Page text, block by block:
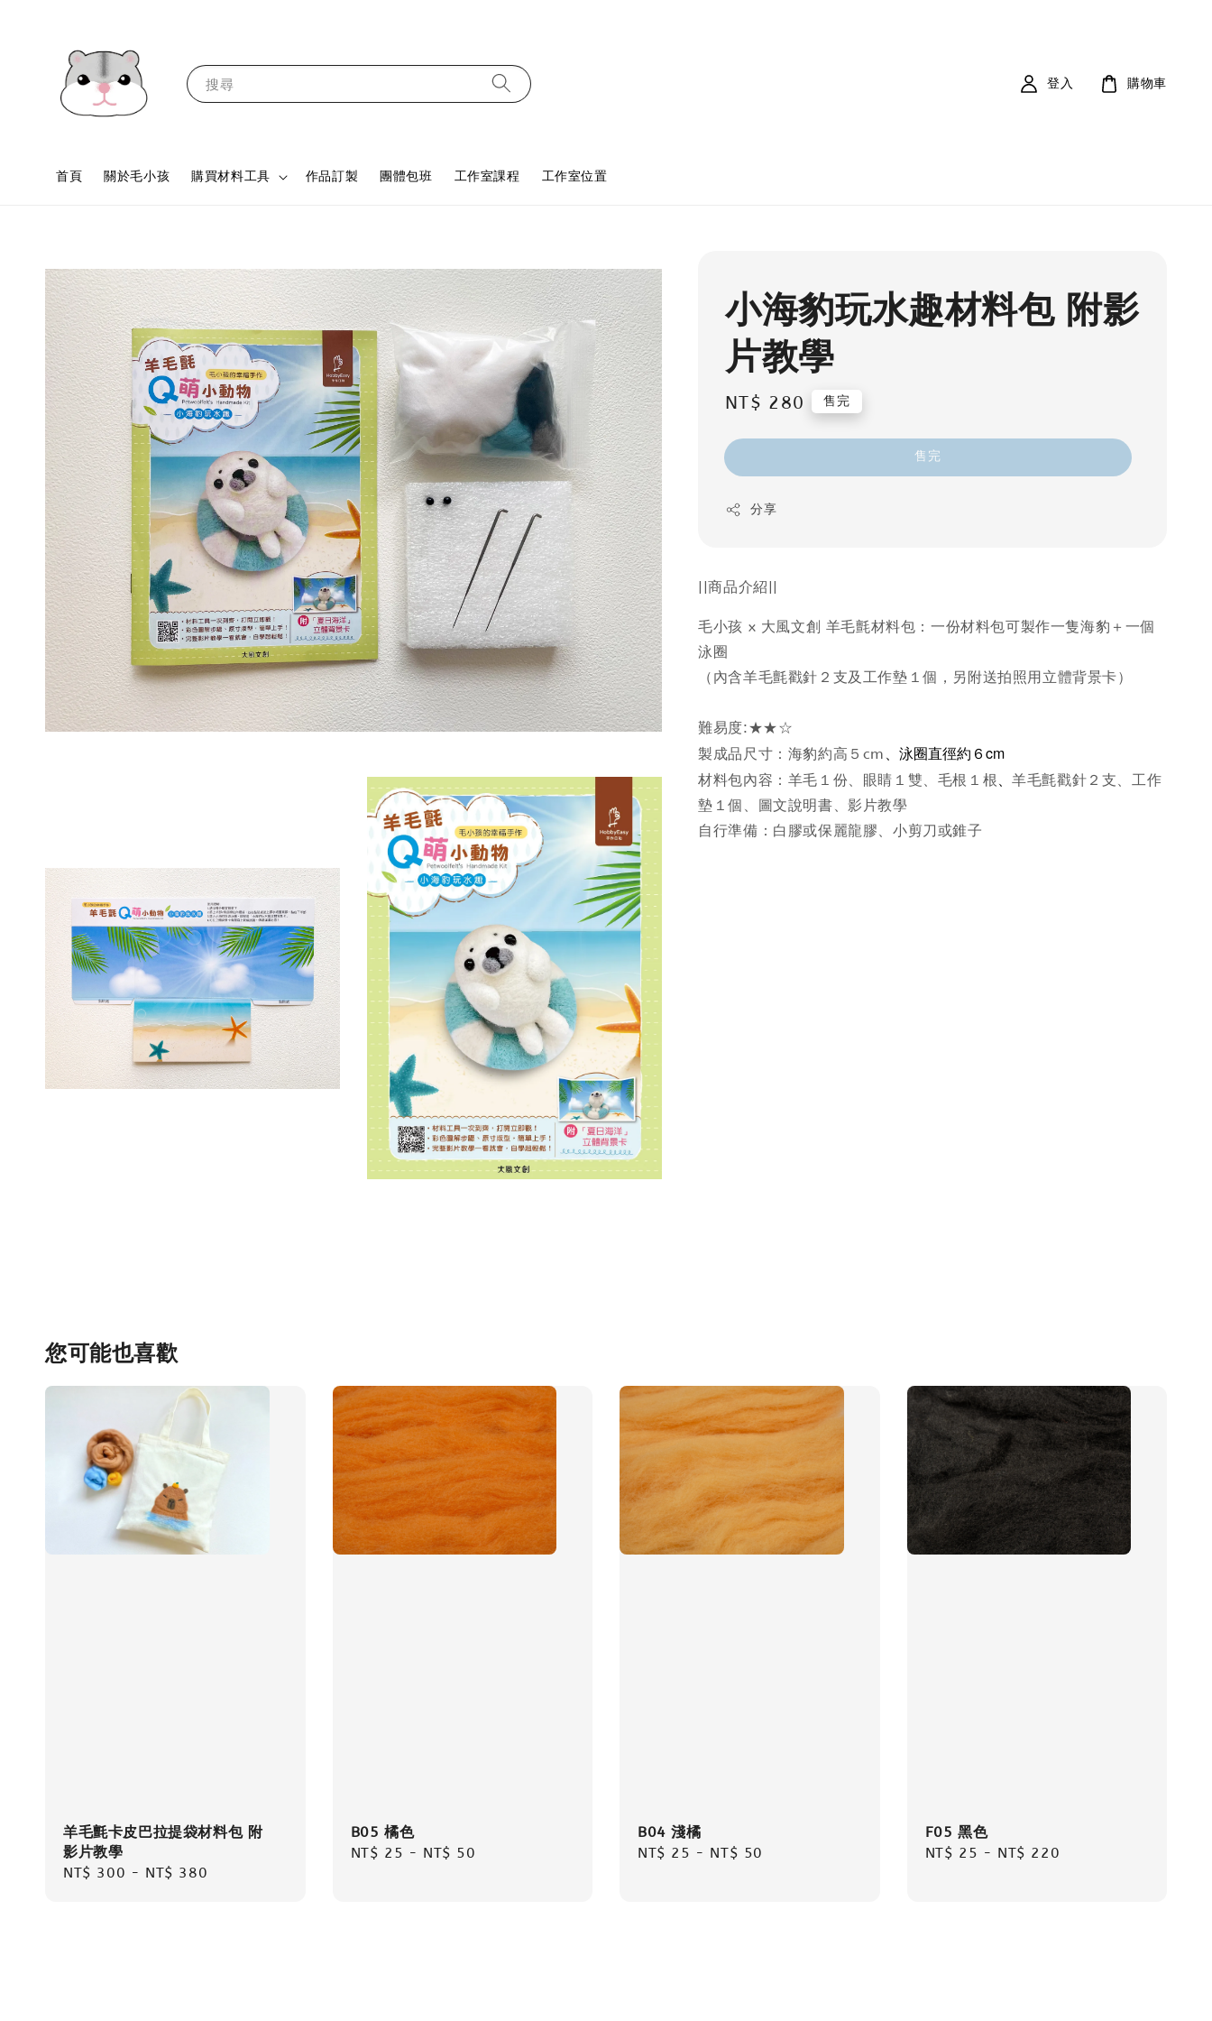
搜尋
首頁 關於毛小孩 購買材料工具 作品訂製 團體包班 工作室課程 工作室位置
登入 購物車
小海豹玩水趣材料包 附影
片教學
Regular
NT$ 280 售完
售完
分享
||商品介紹||
毛小孩 x 大風文創 羊毛氈材料包：一份材料包可製作一隻海豹＋一個
泳圈
（內含羊毛氈戳針２支及工作墊１個，另附送拍照用立體背景卡）
難易度:★★☆
製成品尺寸：海豹約高５cm 、泳圈直徑約６cm
材料包內容：羊毛１份、眼睛１雙、毛根１根、羊毛氈戳針２支、工作
墊１個、圖文說明書、影片教學
自行準備：白膠或保麗龍膠、小剪刀或錐子
您可能也喜歡
羊毛氈卡皮巴拉提袋材料包 附
影片教學
Regular
NT$ 300 - NT$ 380
B05 橘色
Regular
NT$ 25 - NT$ 50
B04 淺橘
Regular
NT$ 25 - NT$ 50
F05 黑色
Regular
NT$ 25 - NT$ 220